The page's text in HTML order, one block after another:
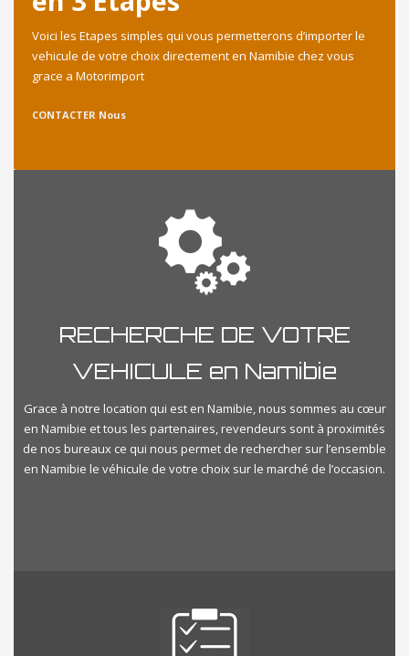
Voici les Etapes simples qui vous permetterons d’importer le
vehicule de votre choix directement en Namibie chez vous
grace a Motorimport
CONTACTER Nous
RECHERCHE DE VOTRE
VEHICULE en Namibie
Grace à notre location qui est en Namibie, nous sommes au cœur
en Namibie et tous les partenaires, revendeurs sont à proximités
de nos bureaux ce qui nous permet de rechercher sur l’ensemble
en Namibie le véhicule de votre choix sur le marché de l’occasion.